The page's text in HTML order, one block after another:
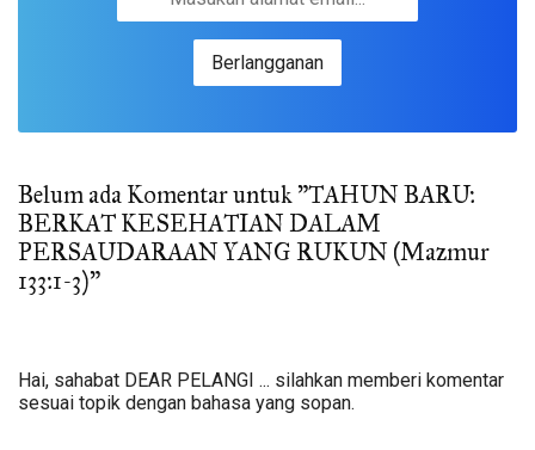
Belum ada Komentar untuk "TAHUN BARU:
BERKAT KESEHATIAN DALAM
PERSAUDARAAN YANG RUKUN (Mazmur
133:1-3)"
Hai, sahabat DEAR PELANGI ... silahkan memberi komentar
sesuai topik dengan bahasa yang sopan.